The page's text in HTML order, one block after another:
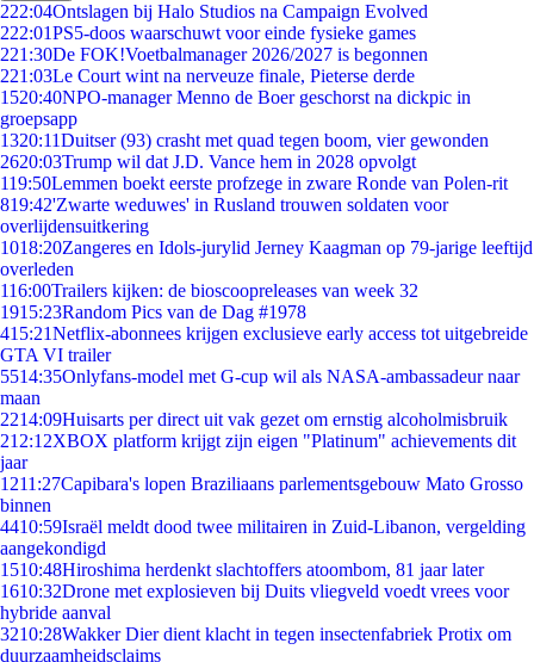
222:04Ontslagen bij Halo Studios na Campaign Evolved
222:01PS5-doos waarschuwt voor einde fysieke games
221:30De FOK!Voetbalmanager 2026/2027 is begonnen
221:03Le Court wint na nerveuze finale, Pieterse derde
1520:40NPO-manager Menno de Boer geschorst na dickpic in
groepsapp
1320:11Duitser (93) crasht met quad tegen boom, vier gewonden
2620:03Trump wil dat J.D. Vance hem in 2028 opvolgt
119:50Lemmen boekt eerste profzege in zware Ronde van Polen-rit
819:42'Zwarte weduwes' in Rusland trouwen soldaten voor
overlijdensuitkering
1018:20Zangeres en Idols-jurylid Jerney Kaagman op 79-jarige leeftijd
overleden
116:00Trailers kijken: de bioscoopreleases van week 32
1915:23Random Pics van de Dag #1978
415:21Netflix-abonnees krijgen exclusieve early access tot uitgebreide
GTA VI trailer
5514:35Onlyfans-model met G-cup wil als NASA-ambassadeur naar
maan
2214:09Huisarts per direct uit vak gezet om ernstig alcoholmisbruik
212:12XBOX platform krijgt zijn eigen "Platinum" achievements dit
jaar
1211:27Capibara's lopen Braziliaans parlementsgebouw Mato Grosso
binnen
4410:59Israël meldt dood twee militairen in Zuid-Libanon, vergelding
aangekondigd
1510:48Hiroshima herdenkt slachtoffers atoombom, 81 jaar later
1610:32Drone met explosieven bij Duits vliegveld voedt vrees voor
hybride aanval
3210:28Wakker Dier dient klacht in tegen insectenfabriek Protix om
duurzaamheidsclaims